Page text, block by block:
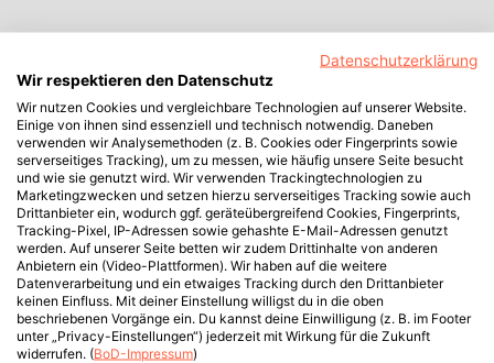
Datenschutzerklärung
Wir respektieren den Datenschutz
Wir nutzen Cookies und vergleichbare Technologien auf unserer Website.
Einige von ihnen sind essenziell und technisch notwendig. Daneben
verwenden wir Analysemethoden (z. B. Cookies oder Fingerprints sowie
serverseitiges Tracking), um zu messen, wie häufig unsere Seite besucht
und wie sie genutzt wird. Wir verwenden Trackingtechnologien zu
Marketingzwecken und setzen hierzu serverseitiges Tracking sowie auch
Drittanbieter ein, wodurch ggf. geräteübergreifend Cookies, Fingerprints,
Tracking-Pixel, IP-Adressen sowie gehashte E-Mail-Adressen genutzt
werden. Auf unserer Seite betten wir zudem Drittinhalte von anderen
Anbietern ein (Video-Plattformen). Wir haben auf die weitere
Datenverarbeitung und ein etwaiges Tracking durch den Drittanbieter
keinen Einfluss. Mit deiner Einstellung willigst du in die oben
beschriebenen Vorgänge ein. Du kannst deine Einwilligung (z. B. im Footer
unter „Privacy-Einstellungen“) jederzeit mit Wirkung für die Zukunft
widerrufen. (BoD-Impressum)